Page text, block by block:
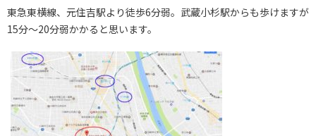
東急東横線、元住吉駅より徒歩6分弱。武蔵小杉駅からも歩けますが
15分～20分弱かかると思います。